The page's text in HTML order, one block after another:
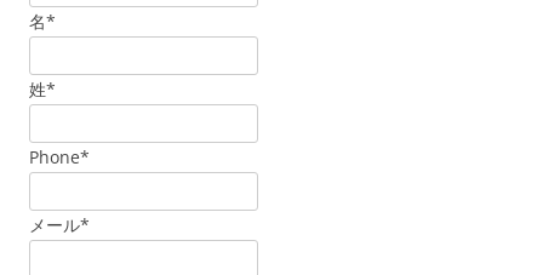
名*
姓*
Phone*
メール*